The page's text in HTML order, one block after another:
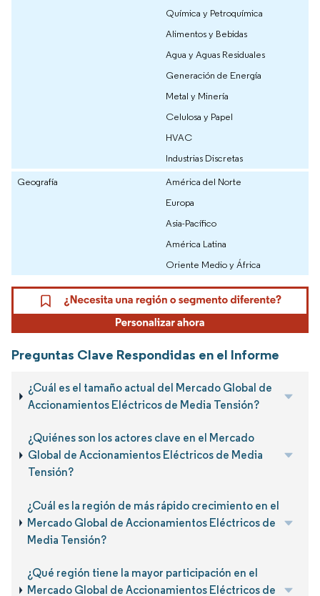
Química y Petroquímica
Alimentos y Bebidas
Agua y Aguas Residuales
Generación de Energía
Metal y Minería
Celulosa y Papel
HVAC
Industrias Discretas
Geografía
América del Norte
Europa
Asia-Pacífico
América Latina
Oriente Medio y África
Preguntas Clave Respondidas en el Informe
¿Cuál es el tamaño actual del Mercado Global de
Accionamientos Eléctricos de Media Tensión?
¿Quiénes son los actores clave en el Mercado
Global de Accionamientos Eléctricos de Media
Tensión?
¿Cuál es la región de más rápido crecimiento en el
Mercado Global de Accionamientos Eléctricos de
Media Tensión?
¿Qué región tiene la mayor participación en el
Mercado Global de Accionamientos Eléctricos de